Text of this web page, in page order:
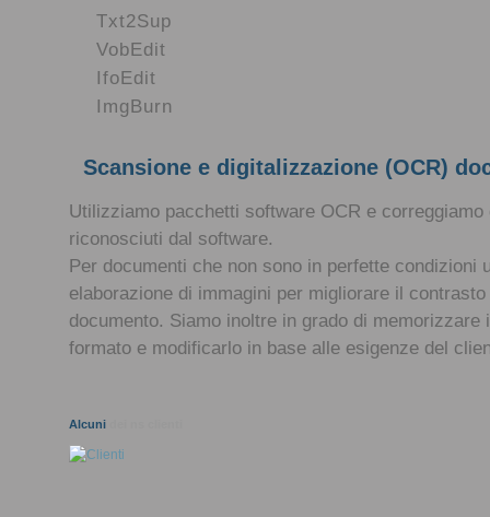
Txt2Sup
VobEdit
IfoEdit
ImgBurn
Scansione e digitalizzazione (OCR)
Utilizziamo pacchetti software OCR e
riconosciuti dal software.
Per documenti che non sono in perfette condizioni
elaborazione di immagini per migliorare il
documento. Siamo inoltre in grado di
formato e modificarlo in base alle esigenze del
Alcuni